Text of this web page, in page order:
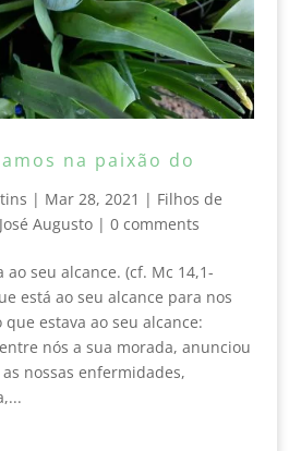
na paixão do
| Mar 28, 2021 | Filhos de
Augusto| 0 comments
ao seu alcance. (cf. Mc 14,1-
está ao seu alcance para nos
estava ao seu alcance:
nós a sua morada, anunciou
nossas enfermidades,